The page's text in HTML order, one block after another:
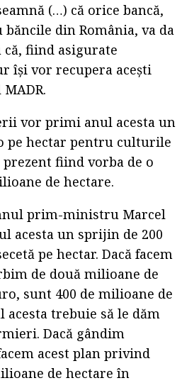
(…) că orice bancă,
din România, va da
fiind asigurate
îşi vor recupera aceşti
vor primi anul acesta un
pe hectar pentru culturile
prezent fiind vorba de o
de hectare.
prim-ministru Marcel
acesta un sprijin de 200
pe hectar. Dacă facem
de două milioane de
sunt 400 de milioane de
acesta trebuie să le dăm
Dacă gândim
acest plan privind
de hectare în